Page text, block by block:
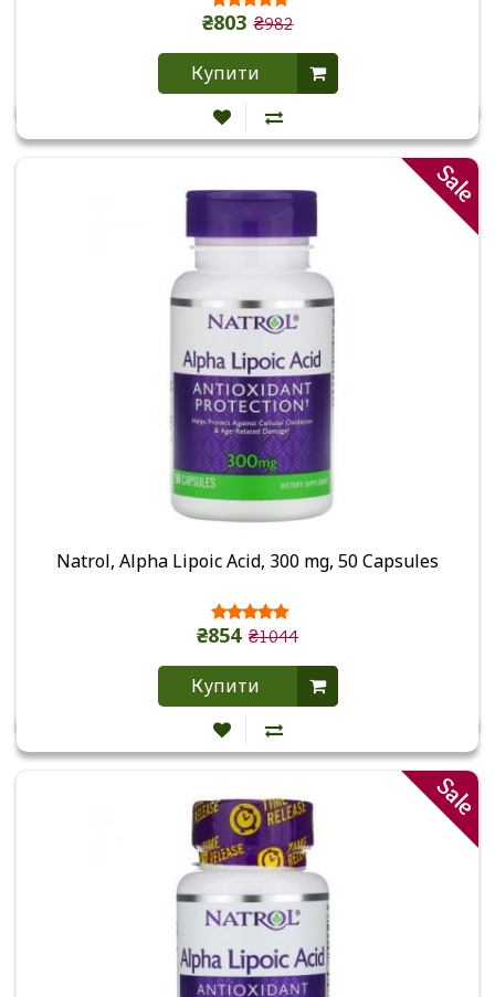
₴803 ₴982
Купити
Sale
Natrol, Alpha Lipoic Acid, 300 mg, 50 Capsules
₴854 ₴1044
Купити
Sale